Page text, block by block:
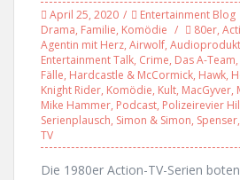
April 25, 2020 Entertainment Blog
Drama, Familie, Komödie 80er,
Agentin mit Herz, Airwolf, Audioprodukt
Entertainment Talk, Crime, Das A-Team,
Fälle, Hardcastle & McCormick, Hawk,
Knight Rider, Komödie, Kult, MacGyver,
Mike Hammer, Podcast, Polizeirevier
Serienplausch, Simon & Simon, Spenser,
TV
Die 1980er Action-TV-Serien